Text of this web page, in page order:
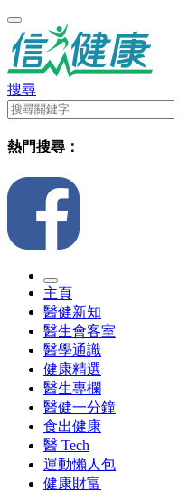
搜尋
熱門搜尋：
主頁
醫健新知
醫生會客室
醫學通識
健康精選
醫生專欄
醫健一分鐘
食出健康
醫 Tech
運動懶人包
健康財富